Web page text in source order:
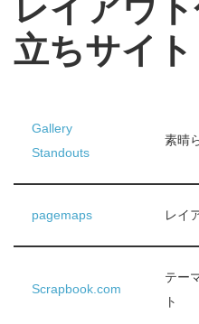
レイアウ
立ちサイト
Gallery
Standouts
素晴
pagemaps レイ
Scrapbook.com
テー
ト